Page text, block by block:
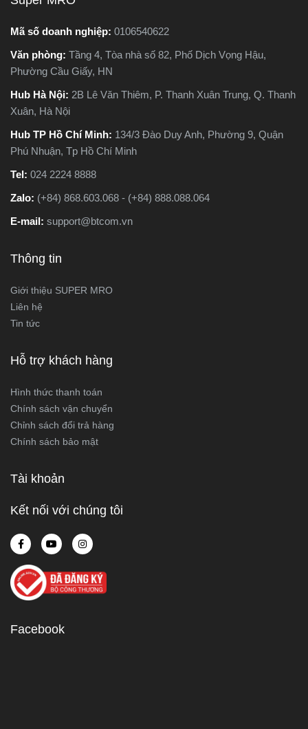
Mã số doanh nghiệp: 0106540622
Văn phòng: Tầng 4, Tòa nhà số 82, Phố Dịch Vọng Hậu,
Phường Cầu Giấy, HN
Hub Hà Nội: 2B Lê Văn Thiêm, P. Thanh Xuân Trung, Q. Thanh
Xuân, Hà Nội
Hub TP Hồ Chí Minh: 134/3 Đào Duy Anh, Phường 9, Quận
Phú Nhuận, Tp Hồ Chí Minh
Tel: 024 2224 8888
Zalo: (+84) 868.603.068 - (+84) 888.088.064
E-mail: support@btcom.vn
Thông tin
Giới thiệu SUPER MRO
Liên hệ
Tin tức
Hỗ trợ khách hàng
Hình thức thanh toán
Chính sách vận chuyển
Chỉnh sách đổi trả hàng
Chính sách bảo mật
Tài khoản
Kết nối với chúng tôi
Facebook